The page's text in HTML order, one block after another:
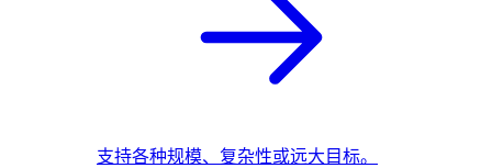
支持各种规模、复杂性或远大目标。